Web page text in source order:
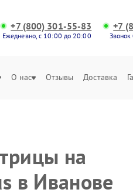
+7 (800) 301-55-83
Ежедневно, с 10:00 до 20:00
+7
О нас Отзывы Доставка
на
в Иванове